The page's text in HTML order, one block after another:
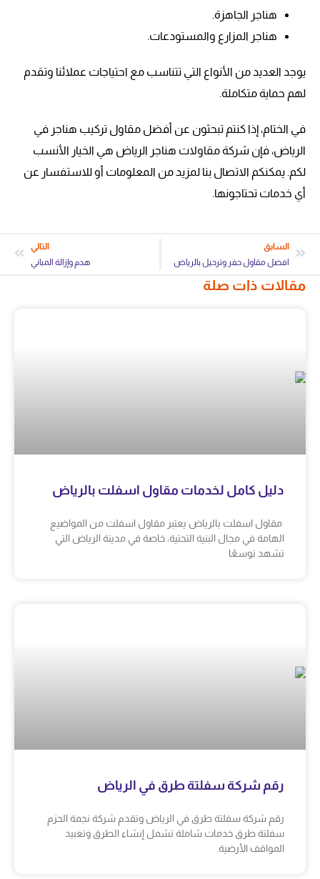
هناجر الجاهزة.
هناجر المزارع والمستودعات.
يوجد العديد من الأنواع التي تتناسب مع احتياجات عملائنا وتقدم
لهم حماية متكاملة.
في الختام، إذا كنتم تبحثون عن أفضل مقاول تركيب هناجر في
الرياض، فإن شركة مقاولات هناجر الرياض هي الخيار الأنسب
لكم. يمكنكم الاتصال بنا لمزيد من المعلومات أو للاستفسار عن
أي خدمات تحتاجونها.
السابق
افضل مقاول حفر وترحيل بالرياض
التالي
هدم وإزالة المباني
مقالات ذات صلة
دليل كامل لخدمات مقاول اسفلت بالرياض
مقاول اسفلت بالرياض يعتبر مقاول اسفلت من المواضيع
الهامة في مجال البنية التحتية، خاصة في مدينة الرياض التي
تشهد توسعًا
رقم شركة سفلتة طرق في الرياض
رقم شركة سفلتة طرق في الرياض وتقدم شركة نجمة الحزم
سفلتة طرق خدمات شاملة تشمل إنشاء الطرق وتعبيد
المواقف الأرضية.